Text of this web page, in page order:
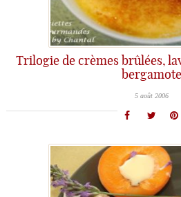
Trilogie de crèmes brûlées,
bergamote
5 août 2006